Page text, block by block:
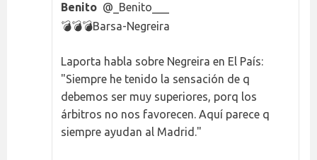
Benito @_Benito___
💣💣💣Barsa-Negreira
Laporta habla sobre Negreira en El País:
"Siempre he tenido la sensación de q
debemos ser muy superiores, porq los
árbitros no nos favorecen. Aquí parece q
siempre ayudan al Madrid."